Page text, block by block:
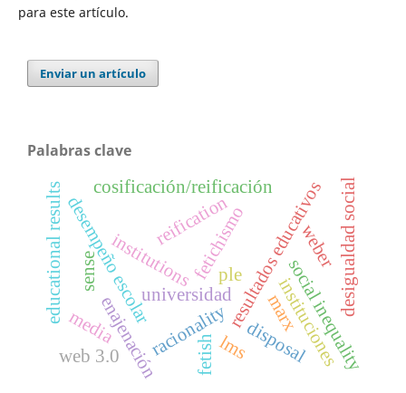
para este artículo.
Enviar un artículo
Palabras clave
universidad
fetichismoresultados educativos
desempeño escolar social inequality
desigualdad social
racionality
weber
institutions
instituciones
fetish disposal
reification
enajenación
cosificación/reificación
marx
educational results
media
ple
lms
web 3.0
sense